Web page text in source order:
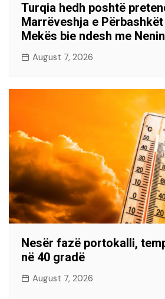
Turqia hedh poshtë
Marrëveshja e
Mekës bie ndesh me
August 7, 2026
Nesër fazë portokalli,
në 40 gradë
August 7, 2026